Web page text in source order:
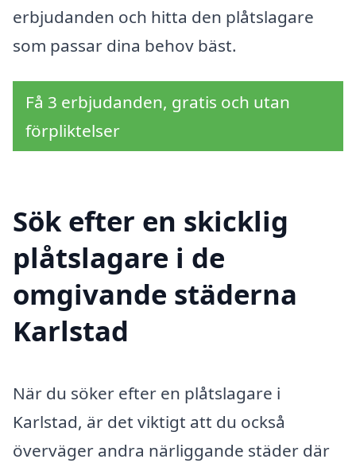
erbjudanden och hitta den plåtslagare
som passar dina behov bäst.
Få 3 erbjudanden, gratis och utan
förpliktelser
Sök efter en skicklig
plåtslagare i de
omgivande städerna
Karlstad
När du söker efter en plåtslagare i
Karlstad, är det viktigt att du också
överväger andra närliggande städer där